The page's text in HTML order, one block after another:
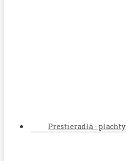
Prestieradlá - plachty